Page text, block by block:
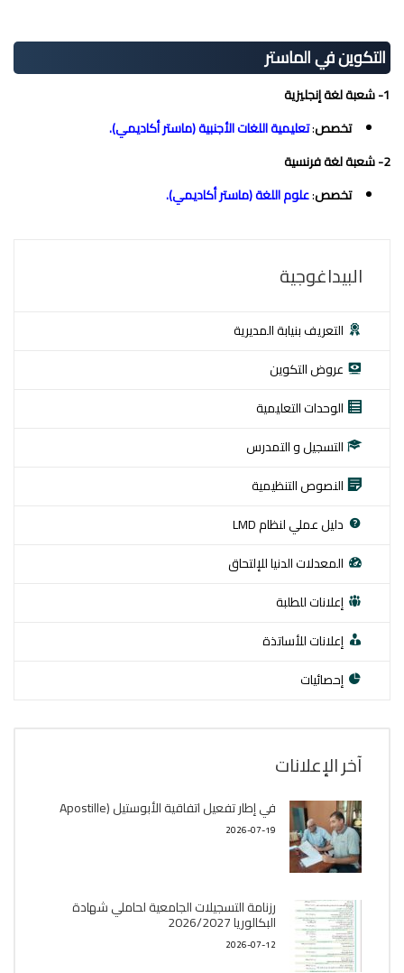
التكوين في الماستر
1- شعبة لغة إنجليزية
تخصص:تعليمية اللغات الأجنبية (ماستر أكاديمي).
2- شعبة لغة فرنسية
تخصص:علوم اللغة (ماستر أكاديمي).
البيداغوجية
التعريف بنيابة المديرية
عروض التكوين
الوحدات التعليمية
التسجيل و التمدرس
النصوص التنظيمية
دليل عملي لنظام LMD
المعدلات الدنيا للإلتحاق
إعلانات للطلبة
إعلانات للأساتذة
إحصائيات
آخر اﻹعلانات
في إطار تفعيل اتفاقية الأبوستيل (Apostille
2026-07-19
رزنامة التسجيلات الجامعية لحاملي شهادة
البكالوريا 2026/2027
2026-07-12